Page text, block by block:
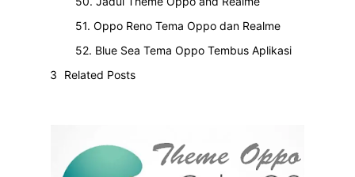
51. Oppo Reno Tema Oppo dan Realme
52. Blue Sea Tema Oppo Tembus Aplikasi
Related Posts